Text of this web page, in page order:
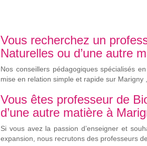
Vous recherchez un
Naturelles ou d’une autre
Nos conseillers pédagogiques spécialisés
mise en relation simple et rapide sur Marigny
Vous êtes professeur de
d’une autre matière à
Si vous avez la passion d’enseigner et
expansion, nous recrutons des professeurs